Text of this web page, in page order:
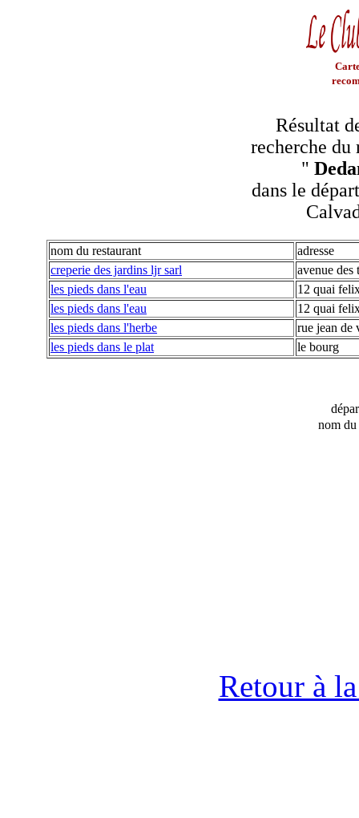
Résultat
recherche du
"
dans le
nom du restaurant
adresse
creperie des jardins ljr sarl
avenue des
les pieds dans l'eau
12 quai
les pieds dans l'eau
12 quai
les pieds dans l'herbe
rue jean de
les pieds dans le plat
le bourg
nom
Retour à